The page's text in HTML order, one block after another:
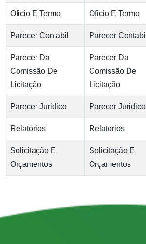
Oficio E Termo Oficio E Termo
Parecer Contabil Parecer Contabil
Parecer Da
Comissão De
Licitação
Parecer Da
Comissão De
Licitação
Parecer Juridico Parecer Juridico
Relatorios Relatorios
Solicitação E
Orçamentos
Solicitação E
Orçamentos